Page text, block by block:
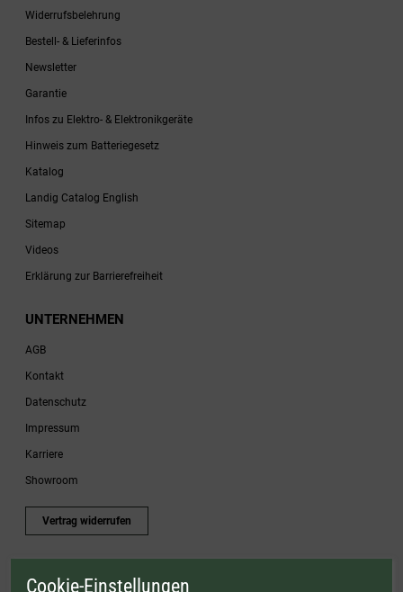
Widerrufsbelehrung
Bestell- & Lieferinfos
Newsletter
Garantie
Infos zu Elektro- & Elektronikgeräte
Hinweis zum Batteriegesetz
Katalog
Landig Catalog English
Sitemap
Videos
Erklärung zur Barrierefreiheit
UNTERNEHMEN
AGB
Kontakt
Datenschutz
Impressum
Karriere
Showroom
Vertrag widerrufen
* Gültig bis einschließlich 17.08.2026. Keine Barauszahlung möglich. Nicht mit
Cookie-Einstellungen